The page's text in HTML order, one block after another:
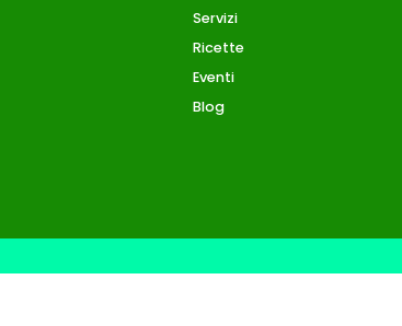
Servizi
Ricette
Eventi
Blog